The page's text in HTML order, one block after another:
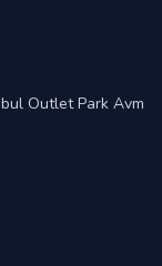
Outlet Park Avm